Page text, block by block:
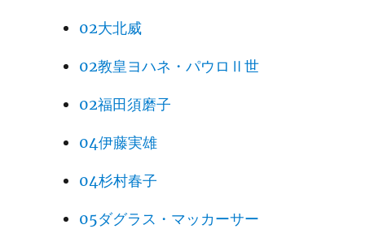
02大北威
02教皇ヨハネ・パウロⅡ世
02福田須磨子
04伊藤実雄
04杉村春子
05ダグラス・マッカーサー